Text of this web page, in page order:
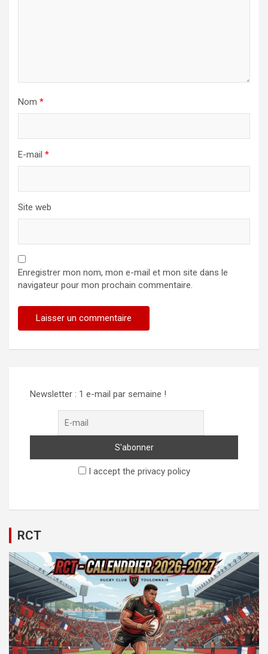
Nom *
E-mail *
Site web
Enregistrer mon nom, mon e-mail et mon site dans le
navigateur pour mon prochain commentaire.
Newsletter : 1 e-mail par semaine !
I accept the privacy policy
RCT